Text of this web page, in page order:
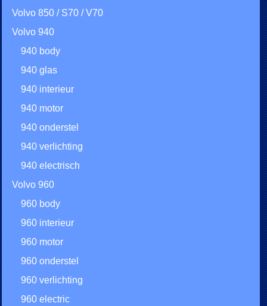
Volvo 850 / S70 / V70
Volvo 940
940 body
940 glas
940 interieur
940 motor
940 onderstel
940 verlichting
940 electrisch
Volvo 960
960 body
960 interieur
960 motor
960 onderstel
960 verlichting
960 electric